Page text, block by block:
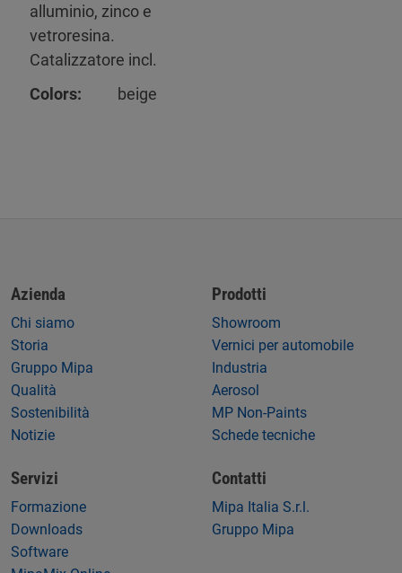
alluminio, zinco e
vetroresina.
Catalizzatore incl.
Colors:
beige
Azienda
Chi siamo
Storia
Gruppo Mipa
Qualità
Sostenibilità
Notizie
Prodotti
Showroom
Vernici per automobile
Industria
Aerosol
MP Non-Paints
Schede tecniche
Servizi
Formazione
Downloads
Software
Contatti
Mipa Italia S.r.l.
Gruppo Mipa